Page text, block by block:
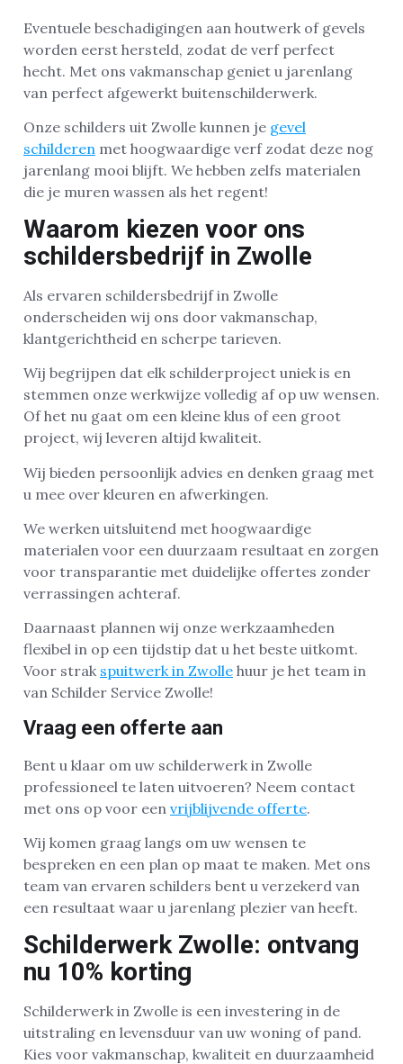
Eventuele beschadigingen aan houtwerk of gevels
worden eerst hersteld, zodat de verf perfect
hecht. Met ons vakmanschap geniet u jarenlang
van perfect afgewerkt buitenschilderwerk.
Onze schilders uit Zwolle kunnen je gevel
schilderen met hoogwaardige verf zodat deze nog
jarenlang mooi blijft. We hebben zelfs materialen
die je muren wassen als het regent!
Waarom kiezen voor ons
schildersbedrijf in Zwolle
Als ervaren schildersbedrijf in Zwolle
onderscheiden wij ons door vakmanschap,
klantgerichtheid en scherpe tarieven.
Wij begrijpen dat elk schilderproject uniek is en
stemmen onze werkwijze volledig af op uw wensen.
Of het nu gaat om een kleine klus of een groot
project, wij leveren altijd kwaliteit.
Wij bieden persoonlijk advies en denken graag met
u mee over kleuren en afwerkingen.
We werken uitsluitend met hoogwaardige
materialen voor een duurzaam resultaat en zorgen
voor transparantie met duidelijke offertes zonder
verrassingen achteraf.
Daarnaast plannen wij onze werkzaamheden
flexibel in op een tijdstip dat u het beste uitkomt.
Voor strak spuitwerk in Zwolle huur je het team in
van Schilder Service Zwolle!
Vraag een offerte aan
Bent u klaar om uw schilderwerk in Zwolle
professioneel te laten uitvoeren? Neem contact
met ons op voor een vrijblijvende offerte.
Wij komen graag langs om uw wensen te
bespreken en een plan op maat te maken. Met ons
team van ervaren schilders bent u verzekerd van
een resultaat waar u jarenlang plezier van heeft.
Schilderwerk Zwolle: ontvang
nu 10% korting
Schilderwerk in Zwolle is een investering in de
uitstraling en levensduur van uw woning of pand.
Kies voor vakmanschap, kwaliteit en duurzaamheid